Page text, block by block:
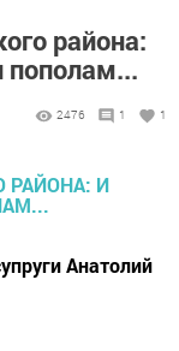
района:
пополам...
2476 1 1
Анатолий